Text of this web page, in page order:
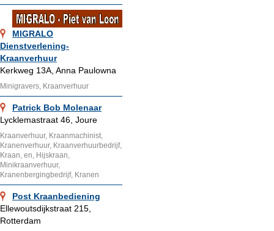
MIGRALO
Dienstverlening-
Kraanverhuur
Kerkweg 13A, Anna Paulowna
Minigravers, Kraanverhuur
Patrick Bob Molenaar
Lycklemastraat 46, Joure
Kraanverhuur, Kraanmachinist,
Kranenverhuur, Kraanverhuurbedrijf,
Kraan, en, Hijskraan,
Minikraanverhuur,
Kranenbergingbedrijf, Kranen
Post Kraanbediening
Ellewoutsdijkstraat 215,
Rotterdam